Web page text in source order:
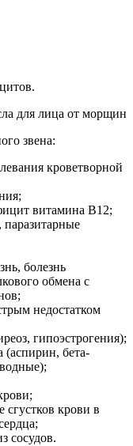
для лица от морщин
звена:
кроветворной
витамина В12;
болезнь
обмена с
недостатком
гипоэстрогения);
(аспирин, бета-
крови в
сосудов.